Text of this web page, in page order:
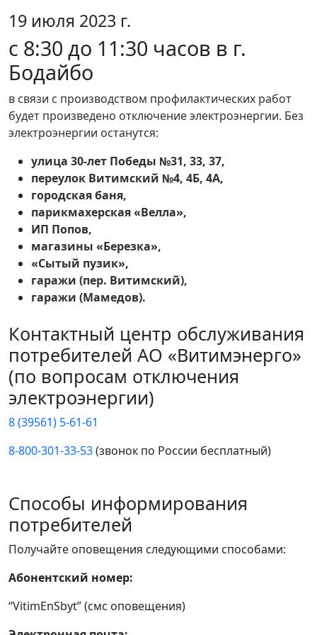
19 июля 2023 г.
с 8:30 до 11:30 часов в г.
Бодайбо
в связи с производством профилактических работ
будет произведено отключение электроэнергии. Без
электроэнергии останутся:
улица 30-лет Победы №31, 33, 37,
переулок Витимский №4, 4Б, 4А,
городская баня,
парикмахерская «Велла»,
ИП Попов,
магазины «Березка»,
«Сытый пузик»,
гаражи (пер. Витимский),
гаражи (Мамедов).
Контактный центр обслуживания
потребителей АО «Витимэнерго»
(по вопросам отключения
электроэнергии)
8 (39561) 5-61-61
8-800-301-33-53(звонок по России бесплатный)
Способы информирования
потребителей
Получайте оповещения следующими способами:
Абонентский номер:
“VitimEnSbyt” (смс оповещения)